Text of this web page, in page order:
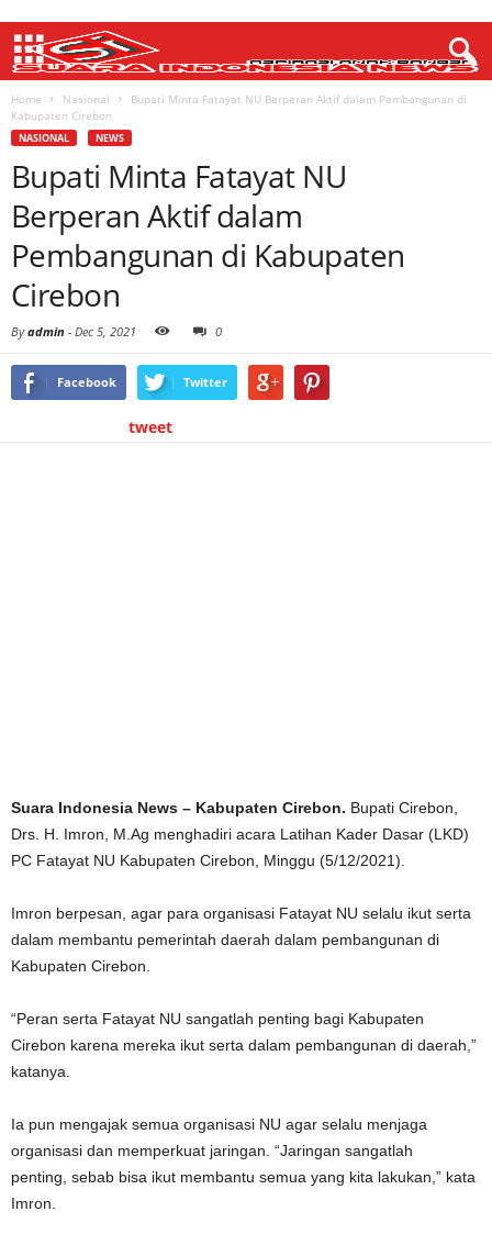
Home Nasional
Bupati Minta Fatayat NU Berperan Aktif dalam Pembangunan di
Kabupaten Cirebon
NASIONAL NEWS
Bupati Minta Fatayat NU
Berperan Aktif dalam
Pembangunan di Kabupaten
Cirebon
Byadmin - Dec 5, 2021 0
Facebook Twitter
tweet
Suara Indonesia News – Kabupaten Cirebon. Bupati Cirebon,
Drs. H. Imron, M.Ag menghadiri acara Latihan Kader Dasar (LKD)
PC Fatayat NU Kabupaten Cirebon, Minggu (5/12/2021).
Imron berpesan, agar para organisasi Fatayat NU selalu ikut serta
dalam membantu pemerintah daerah dalam pembangunan di
Kabupaten Cirebon.
“Peran serta Fatayat NU sangatlah penting bagi Kabupaten
Cirebon karena mereka ikut serta dalam pembangunan di daerah,”
katanya.
Ia pun mengajak semua organisasi NU agar selalu menjaga
organisasi dan memperkuat jaringan. “Jaringan sangatlah
penting, sebab bisa ikut membantu semua yang kita lakukan,” kata
Imron.